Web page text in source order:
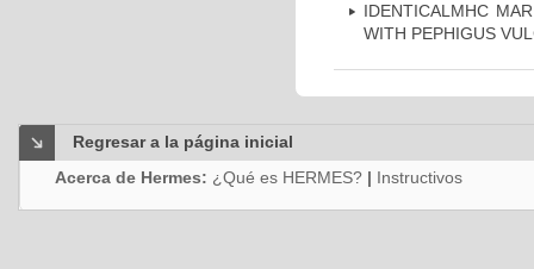
IDENTICALMHC
WITH PEPHIGUS
Regresar a la página inicial
Acerca de Hermes: ¿Qué es HERMES? | Instructivos